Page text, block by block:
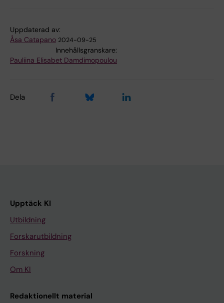
Uppdaterad av:
Åsa Catapano 2024-09-25
Innehållsgranskare:
Pauliina Elisabet Damdimopoulou
Dela
Upptäck KI
Utbildning
Forskarutbildning
Forskning
Om KI
Redaktionellt material